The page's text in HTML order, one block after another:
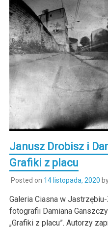
Janusz Drobisz i
Grafiki z placu
Posted on 14 listopada, 2020
Galeria Ciasna w
fotografii Damiana
„Grafiki z placu”. Autorzy